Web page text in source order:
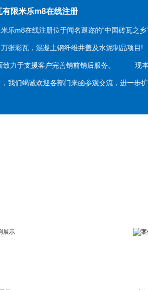
有限米乐m8在线注册
m8在线注册位于闻名遐迩的“中国砖瓦之乡
万张彩瓦，混凝土钢纤维井盖及水泥制品项
致力于支援客户完善销前销后服务。 现本
，我们竭诚欢迎各部门来函参观交流，进一